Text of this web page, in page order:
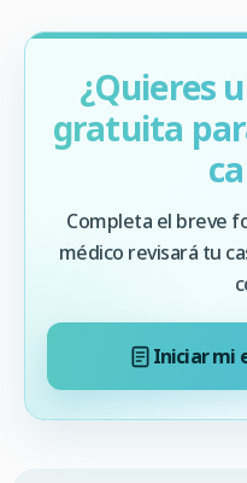
¿Quieres
gratuita
Completa el breve
médico revisará tu
Iniciar mi